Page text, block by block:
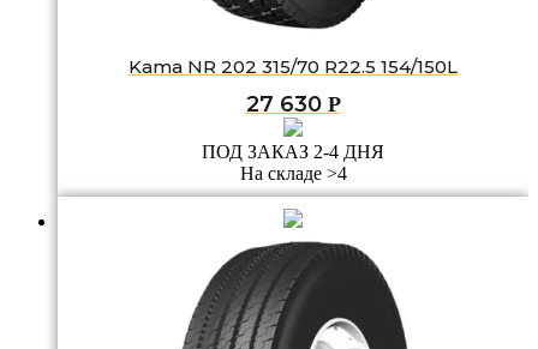
Kama NR 202 315/70 R22.5 154/150L
27 630 Р
ПОД ЗАКАЗ 2-4 ДНЯ
На складе >4